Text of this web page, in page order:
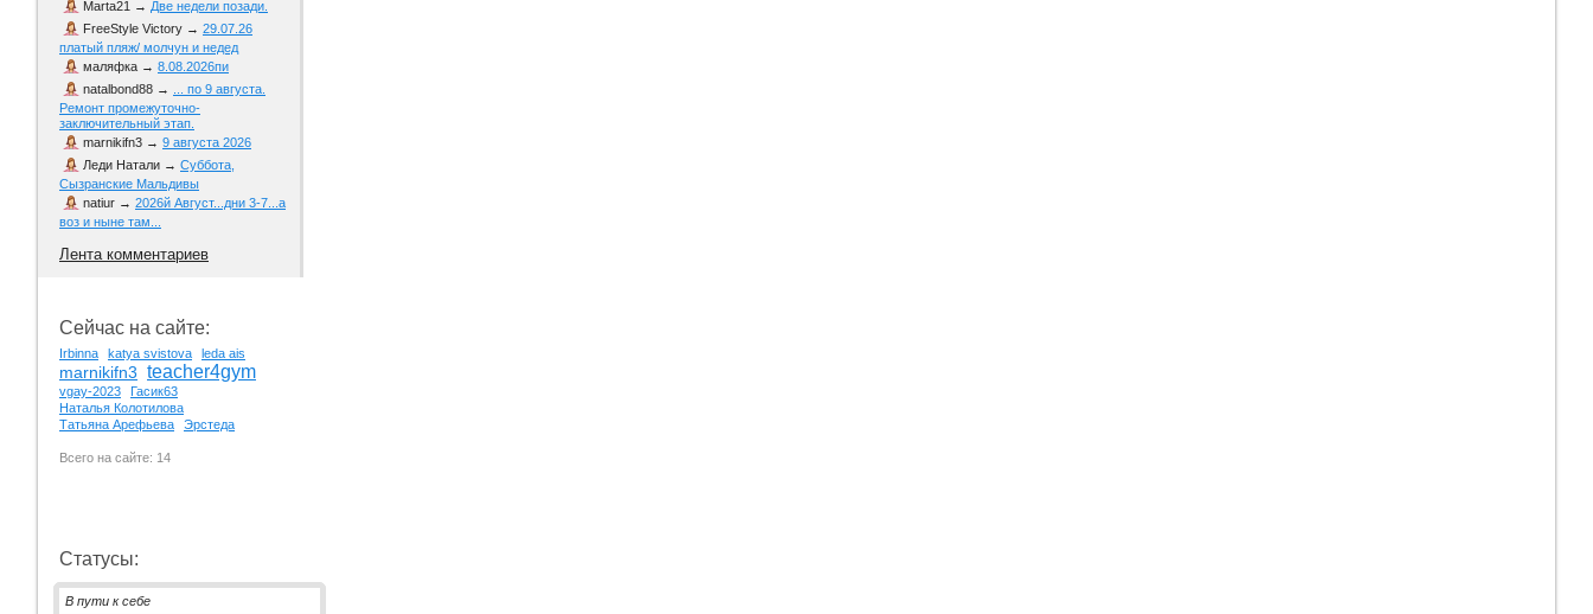
Marta21 → Две недели позади.
FreeStyle Victory → 29.07.26
платый пляж/ молчун и недед
маляфка → 8.08.2026пи
natalbond88 → ... по 9 августа.
Ремонт промежуточно-
заключительный этап.
marnikifn3 → 9 августа 2026
Леди Натали → Суббота,
Сызранские Мальдивы
natiur → 2026й Август...дни 3-7...а
воз и ныне там...
Лента комментариев
Сейчас на сайте:
Irbinna katya svistova leda ais
marnikifn3 teacher4gym
vgay-2023
Гасик63
Наталья Колотилова
Татьяна Арефьева
Эрстеда
Всего на сайте: 14
Статусы:
В пути к себе